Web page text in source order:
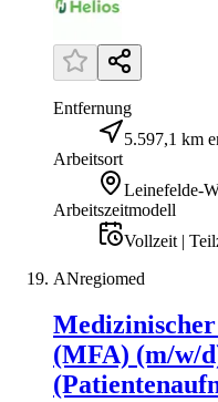
Entfernung
5.597,1 km
Arbeitsort
Leinefelde-
Arbeitszeitmodell
Vollzeit |
ANregiomed
(MFA) (m/w/